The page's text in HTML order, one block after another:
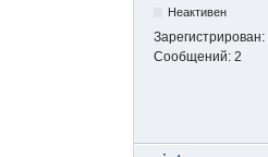
Неактивен
Зарегистрирован:
Сообщений: 2